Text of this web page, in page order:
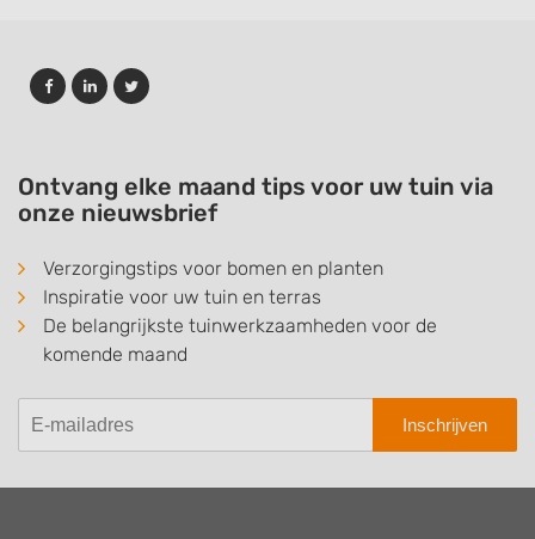
Ontvang elke maand tips voor uw tuin via
onze nieuwsbrief
Verzorgingstips voor bomen en planten
Inspiratie voor uw tuin en terras
De belangrijkste tuinwerkzaamheden voor de
komende maand
Inschrijven